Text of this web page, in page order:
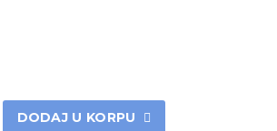
DODAJ U KORPU